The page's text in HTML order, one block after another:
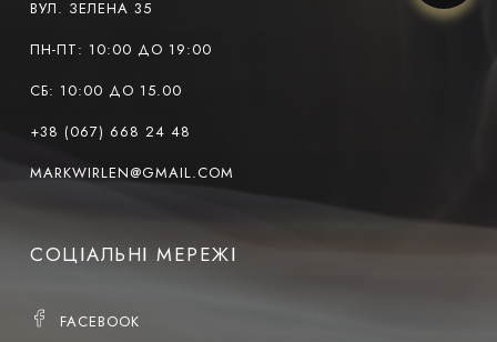
ВУЛ. ЗЕЛЕНА 35
ПН-ПТ: 10:00 ДО 19:00
СБ: 10:00 ДО 15.00
+38 (067) 668 24 48
MARKWIRLEN@GMAIL.COM
СОЦІАЛЬНІ МЕРЕЖІ
FACEBOOK